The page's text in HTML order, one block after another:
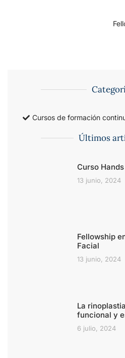
Cursos de formación
Últimos
Curso
13 junio, 2024
Fellowship
Facial
13 junio, 2024
La
funcional y
6 julio, 2024